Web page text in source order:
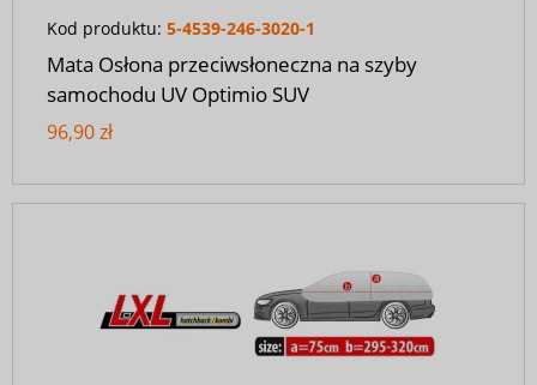
Kod produktu: 5-4539-246-3020-1
Mata Osłona przeciwsłoneczna na szyby
samochodu UV Optimio SUV
96,90 zł